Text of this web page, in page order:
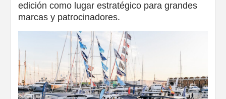
edición como lugar estratégico para grandes
marcas y patrocinadores.